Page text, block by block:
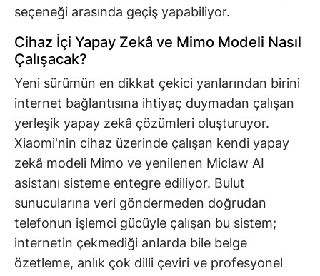
seçeneği arasında geçiş yapabiliyor.
Cihaz İçi Yapay Zekâ ve Mimo Modeli Nasıl
Çalışacak?
Yeni sürümün en dikkat çekici yanlarından birini
internet bağlantısına ihtiyaç duymadan çalışan
yerleşik yapay zekâ çözümleri oluşturuyor.
Xiaomi'nin cihaz üzerinde çalışan kendi yapay
zekâ modeli Mimo ve yenilenen Miclaw AI
asistanı sisteme entegre ediliyor. Bulut
sunucularına veri göndermeden doğrudan
telefonun işlemci gücüyle çalışan bu sistem;
internetin çekmediği anlarda bile belge
özetleme, anlık çok dilli çeviri ve profesyonel